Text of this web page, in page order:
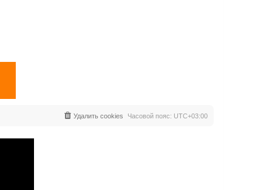
Часовой пояс: UTC+03:00
Удалить cookies